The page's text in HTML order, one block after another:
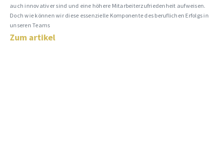
auch innovativer sind und eine höhere Mitarbeiterzufriedenheit aufweisen.
Doch wie können wir diese essenzielle Komponente des beruflichen Erfolgs in
unseren Teams
Zum artikel